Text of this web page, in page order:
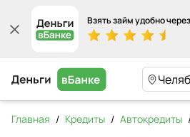
Взять займ удобно
Главная / Кредиты / Автокредиты